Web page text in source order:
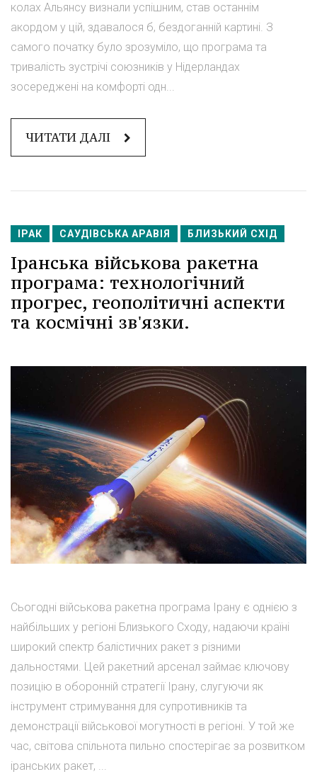
колах Альянсу визнали успішним, став останнім
акордом у цій, здавалося б, бездоганній картині. З
самого початку було зрозуміло, що програма та
тривалість зустрічі союзників у Нідерландах
зосереджені на комфорті одн...
ЧИТАТИ ДАЛІ
ІРАК САУДІВСЬКА АРАВІЯ БЛИЗЬКИЙ СХІД
Іранська військова ракетна
програма: технологічний
прогрес, геополітичні аспекти
та космічні зв'язки.
Сьогодні військова ракетна програма Ірану є однією з
найбільших у регіоні Близького Сходу, надаючи країні
широкий спектр балістичних ракет з різними
дальностями. Цей ракетний арсенал займає ключову
позицію в оборонній стратегії Ірану, слугуючи як
інструмент стримування для супротивників та
демонстрації військової могутності в регіоні. У той же
час, світова спільнота пильно спостерігає за розвитком
іранських ракет, ...